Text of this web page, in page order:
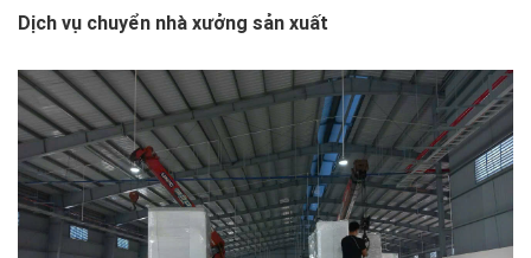
Dịch vụ chuyển nhà xưởng sản xuất